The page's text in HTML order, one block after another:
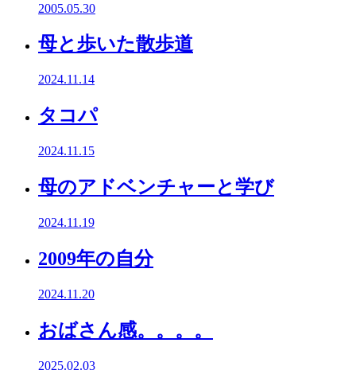
2005.05.30
母と歩いた散歩道
2024.11.14
タコパ
2024.11.15
母のアドベンチャーと学び
2024.11.19
2009年の自分
2024.11.20
おばさん感。。。。
2025.02.03